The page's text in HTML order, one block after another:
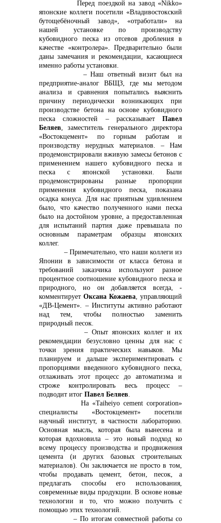
+7 (423) 234 50 50
info@vostokcement.ru
Перед поездкой на завод «Nikko»
японские коллеги посетили «Владивостокский
бутощебёночный завод», «отработали» на
нашей установке по производству
кубовидного песка из отсевов дробления в
качестве «контролера». Предварительно были
даны замечания и рекомендации, касающиеся
именно работы установки.
– Наш ответный визит был на
предприятие-аналог ВБЩЗ, где мы методом
анализа и сравнения попытались выяснить
причину периодически возникающих при
производстве бетона на основе кубовидного
песка сложностей – рассказывает Павел
Беляев, заместитель генерального директора
«Востокцемент» по горным работам и
производству нерудных материалов. – Нам
продемонстрировали вживую замесы бетонов с
применением нашего кубовидного песка и
песка с японской установки. Были
продемонстрированы разные пропорции
применения кубовидного песка, показана
осадка конуса. Для нас приятным удивлением
было, что качество полученного нами песка
было на достойном уровне, а предоставленная
для испытаний партия даже превышала по
основным параметрам образцы японских
коллег.
– Примечательно, что наши коллеги из
Японии в зависимости от класса бетона и
требований заказчика используют разное
процентное соотношение кубовидного песка и
природного, но он добавляется всегда, -
комментирует Оксана Кожаева, управляющий
«ДВ-Цемент». – Институты активно работают
над тем, чтобы полностью заменить
природный песок.
– Опыт японских коллег и их
рекомендации безусловно ценны для нас с
точки зрения практических навыков. Мы
планируем и дальше экспериментировать с
пропорциями введенного кубовидного песка,
отлаживать этот процесс до автоматизма и
строже контролировать весь процесс –
подводит итог Павел Беляев.
На «Taiheiyo cement corporation»
специалисты «Востокцемент» посетили
научный институт, в частности лабораторию.
Основная мысль, которая была вынесена и
которая вдохновила – это новый подход ко
всему процессу производства и продвижения
цемента (и других базовых строительных
материалов). Он заключается не просто в том,
чтобы продавать цемент, бетон, песок, а
предлагать способы его использования,
современные виды продукции. В основе новые
технологии и то, что можно получить с
помощью этих технологий.
– По итогам совместной работы со